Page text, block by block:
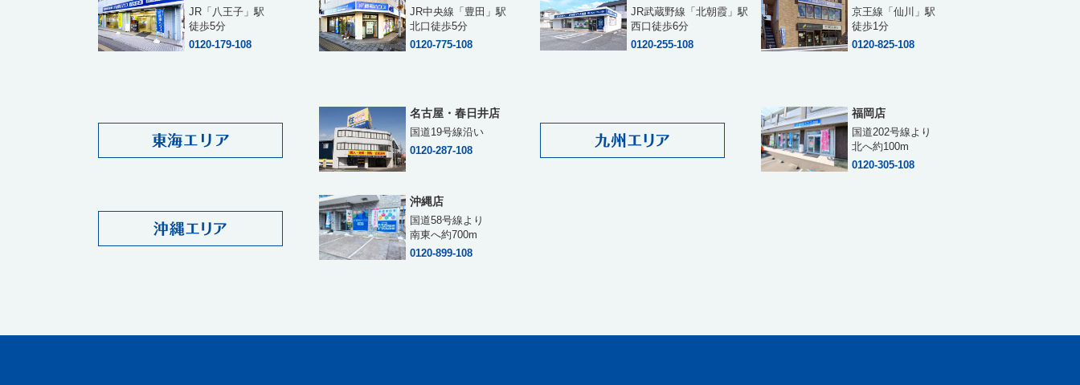
JR「八王子」駅
徒歩5分
0120-179-108
JR中央線「豊田」駅
北口徒歩5分
0120-775-108
JR武蔵野線「北朝霞」駅
西口徒歩6分
0120-255-108
京王線「仙川」駅
徒歩1分
0120-825-108
名古屋・春日井店
国道19号線沿い
0120-287-108
福岡店
国道202号線より
北へ約100m
0120-305-108
沖縄店
国道58号線より
南東へ約700m
0120-899-108